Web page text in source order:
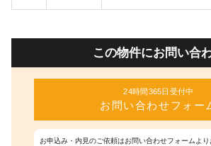
この物件にお問い合
24時間365日受付中
お問い合わせフォー
お申込み・内見のご依頼はお問い合わせフォームより